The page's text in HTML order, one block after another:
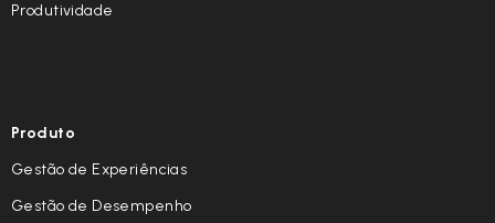
Produtividade
Produto
Gestão de Experiências
Gestão de Desempenho